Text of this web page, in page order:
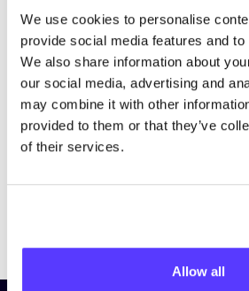
We use cookies to personalise
provide social media features and
We also share information about
our social media, advertising and
may combine it with other
provided to them or that they’ve
of their services.
Allow all